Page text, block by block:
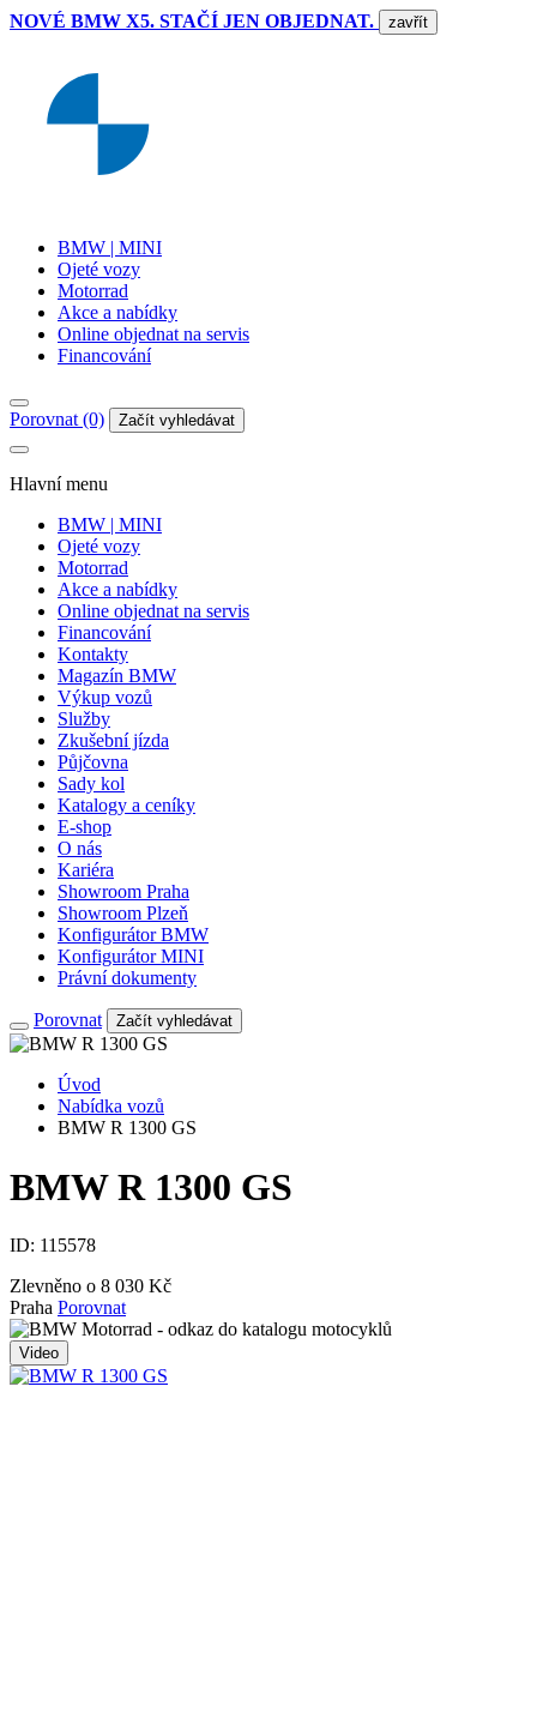
NOVÉ BMW X5. STAČÍ JEN OBJEDNAT. zavřít
BMW | MINI
Ojeté vozy
Motorrad
Akce a nabídky
Online objednat na servis
Financování
Porovnat (0) Začít vyhledávat
Hlavní menu
BMW | MINI
Ojeté vozy
Motorrad
Akce a nabídky
Online objednat na servis
Financování
Kontakty
Magazín BMW
Výkup vozů
Služby
Zkušební jízda
Půjčovna
Sady kol
Katalogy a ceníky
E-shop
O nás
Kariéra
Showroom Praha
Showroom Plzeň
Konfigurátor BMW
Konfigurátor MINI
Právní dokumenty
Porovnat Začít vyhledávat
Úvod
Nabídka vozů
BMW R 1300 GS
BMW R 1300 GS
ID: 115578
Zlevněno o 8 030 Kč
Praha Porovnat
Video